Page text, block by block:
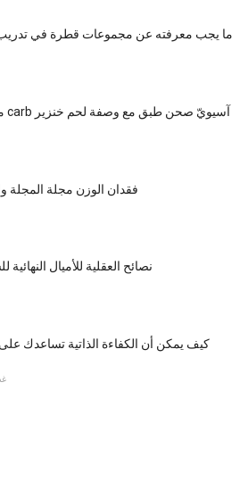
ما يجب معرفته عن مجموعات قطرة في
منخفض carb آسيويّ صحن طبق مع وصفة لحم خنزير
فقدان الوزن مجلة المجلة
7 نصائح العقلية للأميال النهائية
كيف يمكن أن الكفاءة الذاتية تساعدك